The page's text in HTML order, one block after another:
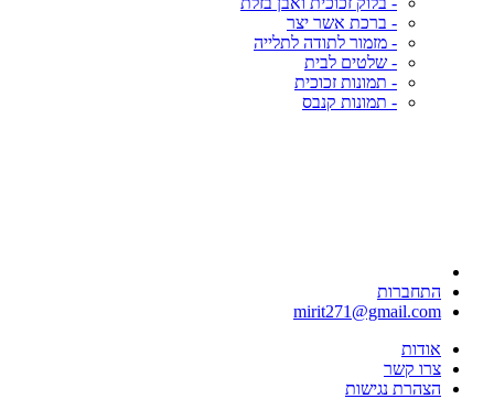
- ברכת אשר יצר
- מזמור לתודה לתלייה
- שלטים לבית
- תמונות זכוכית
- תמונות קנבס
התחברות
mirit271@gmail.com
אודות
צרו קשר
הצהרת נגישות